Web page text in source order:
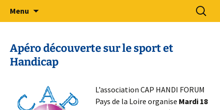
Comité Départemental Sport
Adapté 49
Sport Adapté 49
Menu
Apéro découverte sur le sport et
Handicap
L’association CAP HANDI FORUM
Pays de la Loire organise Mardi 18